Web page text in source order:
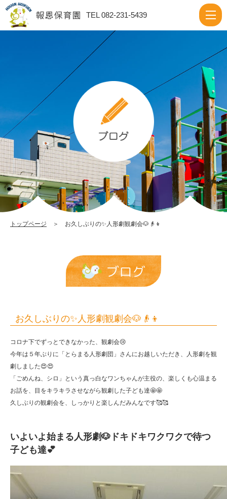
お
久
し
✨
人
形
劇
観
劇
会
🐶
👦
|
報
保
育
園
TEL 082-231-5439
トップページ ＞ お久しぶりの✨人形劇観劇会🐶👴👦
ブログ
お久しぶりの✨人形劇観劇会🐶👴👦
コロナ下でずっとできなかった、観劇会😢
今年は５年ぶりに「とらまる人形劇団」さんにお越しいただき、人形劇を観
劇しました😍😍
「ごめんね、シロ」という真っ白なワンちゃんが主役の、楽しくも心温まる
お話を、目をキラキラさせながら観劇した子ども達🤩🤩
久しぶりの観劇会を、しっかりと楽しんだみんなです🥰🥰
いよいよ始まる人形劇🐶ドキドキワクワクで待つ
子ども達💕